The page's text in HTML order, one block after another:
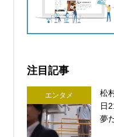
注目記事
エンタメ
松
日
夢